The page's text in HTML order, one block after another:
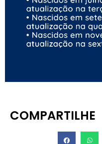
COMPARTILHE